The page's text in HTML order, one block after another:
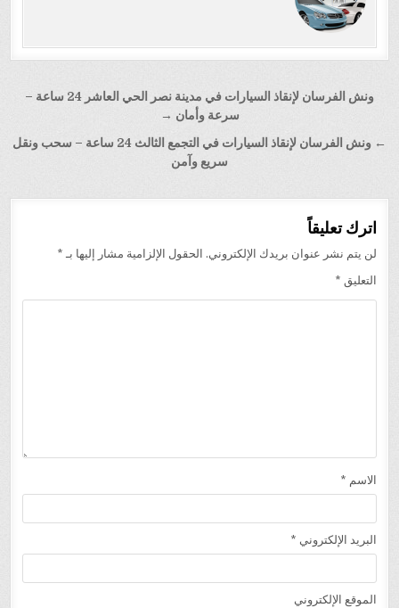
تصفّح
ونش الفرسان لإنقاذ السيارات في مدينة نصر الحي العاشر 24 ساعة –
سرعة وأمان →
← ونش الفرسان لإنقاذ السيارات في التجمع الثالث 24 ساعة – سحب ونقل
سريع وآمن
اترك تعليقاً
لن يتم نشر عنوان بريدك الإلكتروني. الحقول الإلزامية مشار إليها بـ *
التعليق *
الاسم *
البريد الإلكتروني *
الموقع الإلكتروني